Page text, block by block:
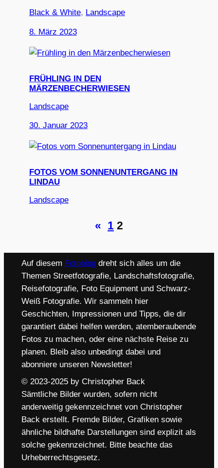
Black & White, Landscape
8. März 2023
FRÜHLING IN DEN
MÄRZENBECHERWIESEN
Landscape
30. Januar 2023
FOTOS VOM SONNENUNTERGANG IN
LINDAU
Landscape
« 1 2
Auf diesem Fotoblogdreht sich alles um die
Themen Streetfotografie, Landschaftsfotografie,
Reisefotografie, Foto Equipment und Schwarz-
Weiß Fotografie. Wir sammeln hier
Geschichten, Impressionen und Tipps, die dir
garantiert dabei helfen werden, atemberaubende
Fotos zu machen, oder eine nächste Reise zu
planen. Bleib also unbedingt dabei und
abonniere unseren Newsletter!
© 2023-2025 by Christopher Back
Sämtliche Bilder wurden, sofern nicht
anderweitig gekennzeichnet von Christopher
Back erstellt. Fremde Bilder, Grafiken sowie
ähnliche bildhafte Darstellungen sind explizit als
solche gekennzeichnet. Bitte beachte das
Urheberrechtsgesetz.